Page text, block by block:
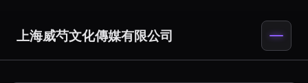
上海威芍文化傳媒有限公司